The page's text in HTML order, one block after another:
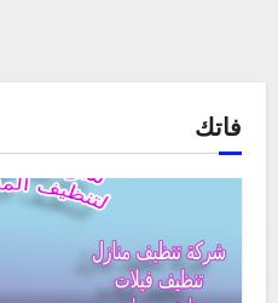
فاتك